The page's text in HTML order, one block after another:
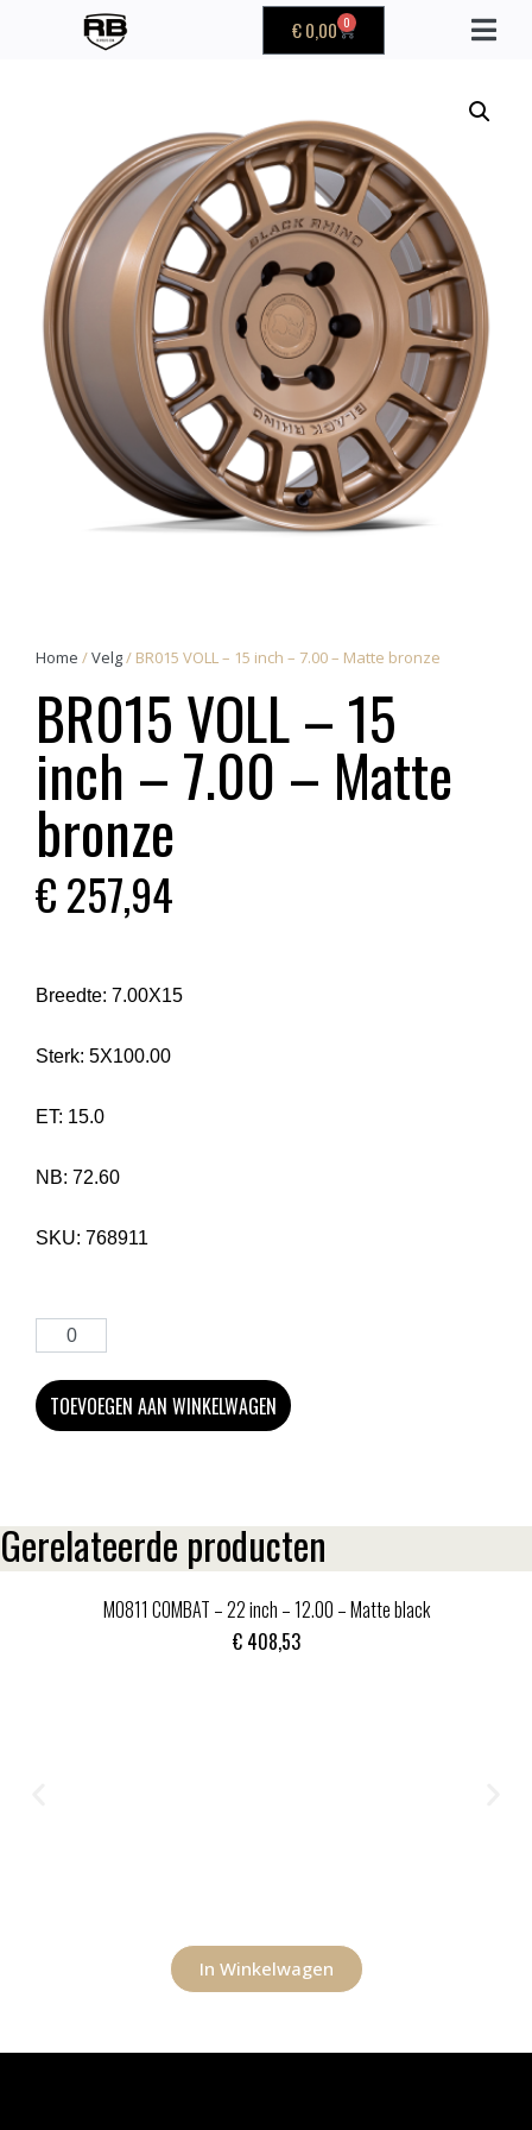
€0,00 0
Home /Velg/ BR015 VOLL – 15 inch – 7.00 – Matte bronze
BR015 VOLL – 15
inch – 7.00 – Matte
bronze
€257,94
Breedte: 7.00X15
Sterk: 5X100.00
ET: 15.0
NB: 72.60
SKU: 768911
TOEVOEGEN AAN WINKELWAGEN
Gerelateerde producten
MO811 COMBAT – 22 inch – 12.00 – Matte black
€408,53
In Winkelwagen